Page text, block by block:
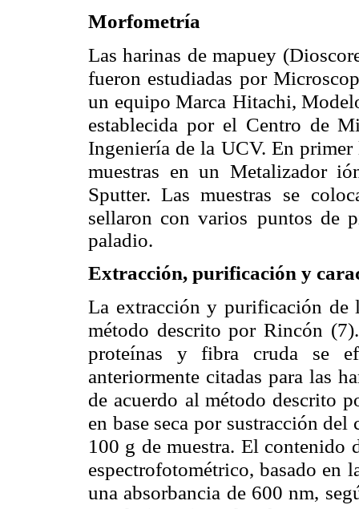
Morfometría
Las harinas de mapuey
fueron estudiadas por
un equipo Marca Hitachi,
establecida por el Centro de
Ingeniería de la UCV. En
muestras en un Metalizador
Sputter. Las muestras se
sellaron con varios puntos de
paladio.
Extracción, purificación y
La extracción y purificación de
método descrito por Rincón
proteínas y fibra cruda
se
anteriormente citadas para las
de acuerdo al método descrito
en base seca por sustracción
100 g de muestra. El contenido
espectrofotométrico, basado en
una absorbancia de 600 nm,